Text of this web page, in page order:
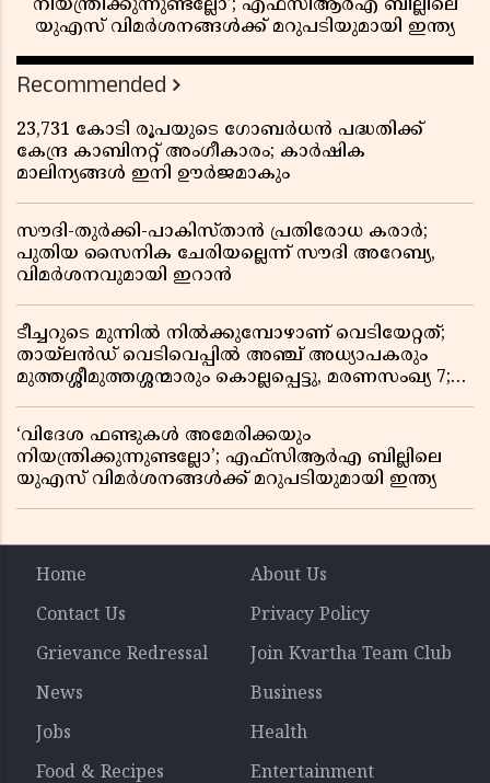
നിയന്ത്രിക്കുന്നുണ്ടല്ലോ’; എഫ്സിആർഎ ബില്ലിലെ
യുഎസ് വിമർശനങ്ങൾക്ക് മറുപടിയുമായി ഇന്ത്യ
Recommended
23,731 കോടി രൂപയുടെ ഗോബർധൻ പദ്ധതിക്ക്
കേന്ദ്ര കാബിനറ്റ് അംഗീകാരം; കാർഷിക
മാലിന്യങ്ങൾ ഇനി ഊർജമാകും
സൗദി-തുർക്കി-പാകിസ്താൻ പ്രതിരോധ കരാർ;
പുതിയ സൈനിക ചേരിയല്ലെന്ന് സൗദി അറേബ്യ,
വിമർശനവുമായി ഇറാൻ
ടീച്ചറുടെ മുന്നിൽ നിൽക്കുമ്പോഴാണ് വെടിയേറ്റത്;
തായ്‌ലൻഡ് വെടിവെപ്പിൽ അഞ്ച് അധ്യാപകരും
മുത്തശ്ശീമുത്തശ്ശന്മാരും കൊല്ലപ്പെട്ടു, മരണസംഖ്യ 7;
‘വിദേശ ഫണ്ടുകൾ അമേരിക്കയും
നിയന്ത്രിക്കുന്നുണ്ടല്ലോ’; എഫ്സിആർഎ ബില്ലിലെ
യുഎസ് വിമർശനങ്ങൾക്ക് മറുപടിയുമായി ഇന്ത്യ
Home
About Us
Contact Us
Privacy Policy
Grievance Redressal
Join Kvartha Team Club
News
Business
Jobs
Health
Food & Recipes
Entertainment